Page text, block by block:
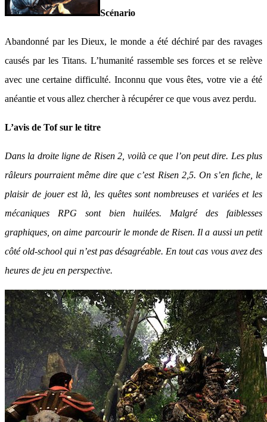
Scénario
Abandonné par les Dieux, le monde a été déchiré par des ravages
causés par les Titans. L’humanité rassemble ses forces et se relève
avec une certaine difficulté. Inconnu que vous êtes, votre vie a été
anéantie et vous allez chercher à récupérer ce que vous avez perdu.
L’avis de Tof sur le titre
Dans la droite ligne de Risen 2, voilà ce que l’on peut dire. Les plus
râleurs pourraient même dire que c’est Risen 2,5. On s’en fiche, le
plaisir de jouer est là, les quêtes sont nombreuses et variées et les
mécaniques RPG sont bien huilées. Malgré des faiblesses
graphiques, on aime parcourir le monde de Risen. Il a aussi un petit
côté old-school qui n’est pas désagréable. En tout cas vous avez des
heures de jeu en perspective.